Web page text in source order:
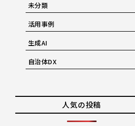
未分類
活用事例
生成AI
自治体DX
人気の投稿